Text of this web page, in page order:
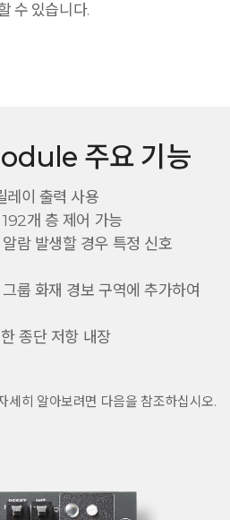
수 있습니다.
주요 기능
레이 출력 사용
개 층 제어 가능
람 발생할 경우 특정 신호
룹 화재 경보 구역에 추가하여
종단 저항 내장
세히 알아보려면 다음을 참조하십시오.